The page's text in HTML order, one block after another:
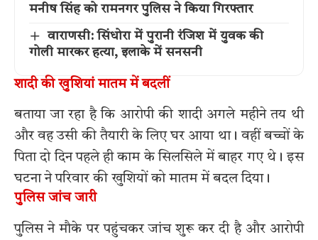
मनीष सिंह को रामनगर पुलिस ने किया गिरफ्तार
वाराणसी: सिंधोरा में पुरानी रंजिश में युवक की
गोली मारकर हत्या, इलाके में सनसनी
शादी की खुशियां मातम में बदलीं
बताया जा रहा है कि आरोपी की शादी अगले महीने तय थी
और वह उसी की तैयारी के लिए घर आया था। वहीं बच्चों के
पिता दो दिन पहले ही काम के सिलसिले में बाहर गए थे। इस
घटना ने परिवार की खुशियों को मातम में बदल दिया।
पुलिस जांच जारी
पुलिस ने मौके पर पहुंचकर जांच शुरू कर दी है और आरोपी